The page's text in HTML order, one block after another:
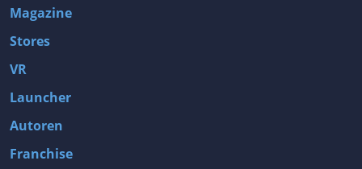
Magazine
Stores
VR
Launcher
Autoren
Franchise